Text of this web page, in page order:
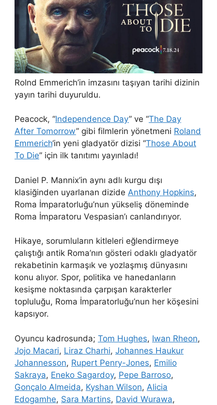
Rolnd Emmerich’in imzasını taşıyan tarihi dizinin
yayın tarihi duyuruldu.
Peacock, “Independence Day” ve “The Day
After Tomorrow” gibi filmlerin yönetmeni Roland
Emmerich‘in yeni gladyatör dizisi “Those About
To Die” için ilk tanıtımı yayınladı!
Daniel P. Mannix’in aynı adlı kurgu dışı
klasiğinden uyarlanan dizide Anthony Hopkins,
Roma İmparatorluğu’nun yükseliş döneminde
Roma İmparatoru Vespasian’ı canlandırıyor.
Hikaye, sorumluların kitleleri eğlendirmeye
çalıştığı antik Roma’nın gösteri odaklı gladyatör
rekabetinin karmaşık ve yozlaşmış dünyasını
konu alıyor. Spor, politika ve hanedanların
kesişme noktasında çarpışan karakterler
topluluğu, Roma İmparatorluğu’nun her köşesini
kapsıyor.
Oyuncu kadrosunda; Tom Hughes, Iwan Rheon,
Jojo Macari, Liraz Charhi, Johannes Haukur
Johannesson, Rupert Penry-Jones, Emilio
Sakraya, Eneko Sagardoy, Pepe Barroso,
Gonçalo Almeida, Kyshan Wilson, Alicia
Edogamhe, Sara Martins, David Wurawa,